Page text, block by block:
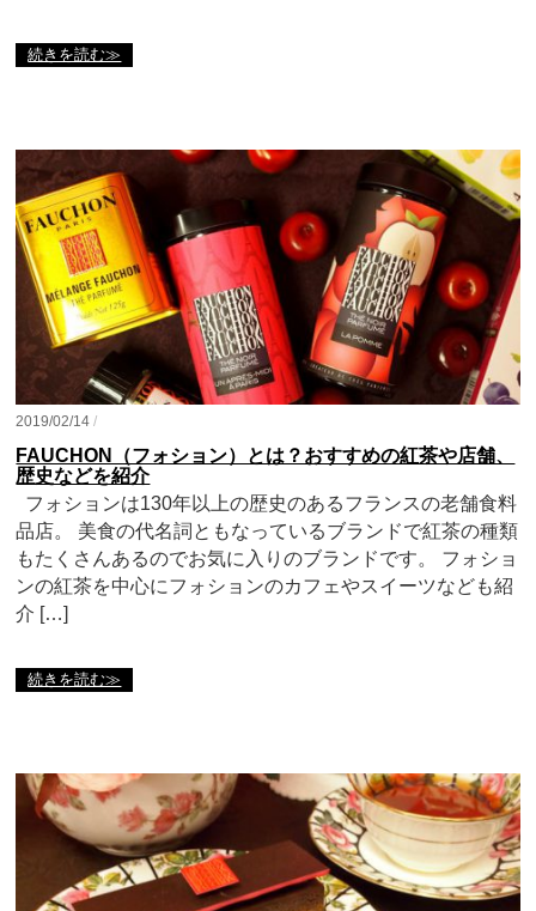
続きを読む≫
2019/02/14/
FAUCHON（フォション）とは？おすすめの紅茶や店舗、
歴史などを紹介
フォションは130年以上の歴史のあるフランスの老舗食料
品店。 美食の代名詞ともなっているブランドで紅茶の種類
もたくさんあるのでお気に入りのブランドです。 フォショ
ンの紅茶を中心にフォションのカフェやスイーツなども紹
介 […]
続きを読む≫